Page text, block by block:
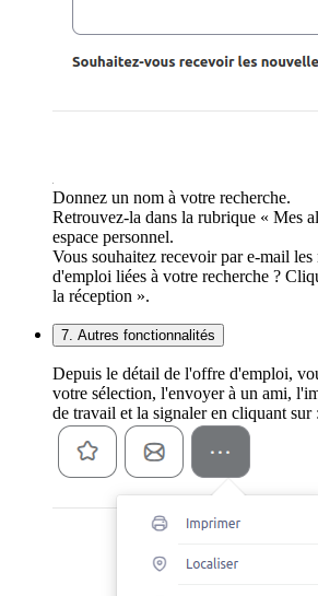
Donnez un nom à votre recherche.
Retrouvez-la dans la rubrique « Mes
espace personnel.
Vous souhaitez recevoir par e-mail
d'emploi liées à votre recherche ?
la réception ».
7. Autres fonctionnalités
Depuis le détail de l'offre d'emploi,
votre sélection, l'envoyer à un ami,
de travail et la signaler en cliquant sur :